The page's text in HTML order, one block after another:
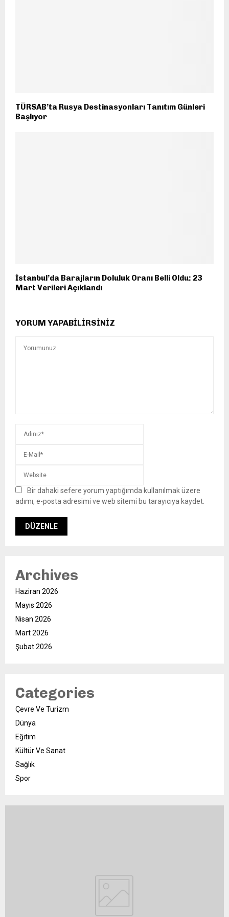
TÜRSAB’ta Rusya Destinasyonları Tanıtım Günleri
Başlıyor
İstanbul’da Barajların Doluluk Oranı Belli Oldu: 23
Mart Verileri Açıklandı
YORUM YAPABILIRSINIZ
Bir dahaki sefere yorum yaptığımda kullanılmak üzere
adımı, e-posta adresimi ve web sitemi bu tarayıcıya kaydet.
Archives
Haziran 2026
Mayıs 2026
Nisan 2026
Mart 2026
Şubat 2026
Categories
Çevre Ve Turizm
Dünya
Eğitim
Kültür Ve Sanat
Sağlık
Spor